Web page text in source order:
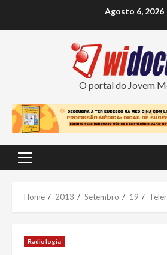
Agosto 6, 2026
O portal do Jovem
Primary
Home 2013 Setembro 19
Radiologia